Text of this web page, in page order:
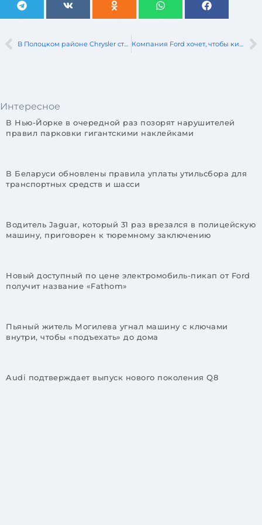
В Полоцком районе Chrysler столкнулся со встречным Peugeot. Двое человек госпитализированы Компания Ford хочет, чтобы китайские автомобили производились в США, как и ее собственные автомобили в Китае, посредством совместных предприятий
Интересное
В Нью-Йорке в очередной раз позорят нарушителей
правил парковки гигантскими наклейками
В Беларуси обновлены правила уплаты утильсбора для
транспортных средств и шасси
Водитель Jaguar, который 31 раз врезался в полицейскую
машину, приговорен к тюремному заключению
Новый доступный по цене электромобиль-пикап от Ford
получит название «Fathom»
Пьяный житель Могилева угнал машину с ключами
внутри, чтобы «подъехать» до дома
Audi подтверждает выпуск нового поколения Q8